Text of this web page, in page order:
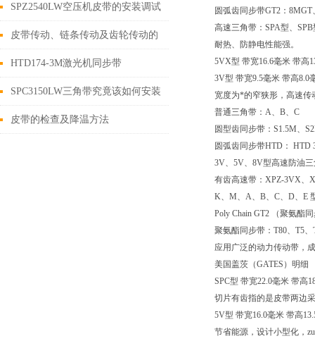
性能呢？
SPZ2540LW空压机皮带的安装调试
分析
皮带传动、链条传动及齿轮传动的
特点
HTD174-3M激光机同步带
SPC3150LW三角带究竟该如何安装
呢？
皮带的检查及降温方法
圆弧齿同步带GT2：
高速三角带：SPA型、
耐热、防静电性能强。
5VX型 带宽16.6毫米 带高
3V型 带宽9.5毫米 带高8.0
宽度为*的窄狭形，高速传
普通三角带：A、B、C
圆型齿同步带：S1.5M、
圆弧齿同步带HTD：
3V、5V、8V型高速防油
有齿高速带：XPZ-3VX、
K、M、A、B、C、D、E
Poly Chain GT2 （聚氨酯
聚氨酯同步带：T80、T5
应用广泛的动力传动带，
美国盖茨（GATES）明细
SPC型 带宽22.0毫米 带高
切片有齿指的是皮带两边
5V型 带宽16.0毫米 带高
节省能源，设计小型化，